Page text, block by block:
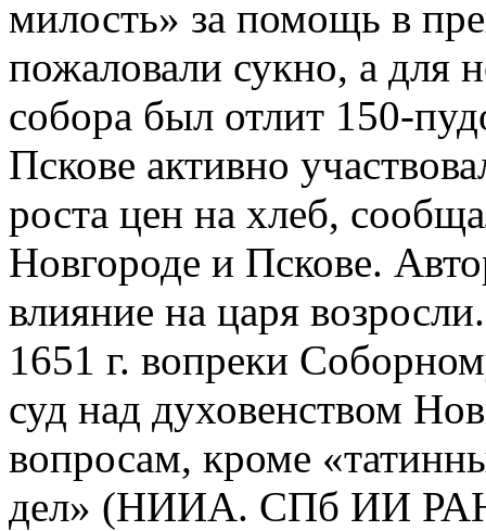
милость» за помощь в
пожаловали сукно, а для
собора был отлит 150-
Пскове активно
роста цен на хлеб,
Новгороде и Пскове.
влияние на царя
1651 г. вопреки
суд над духовенством
вопросам, кроме
дел» (НИИА. СПб ИИ